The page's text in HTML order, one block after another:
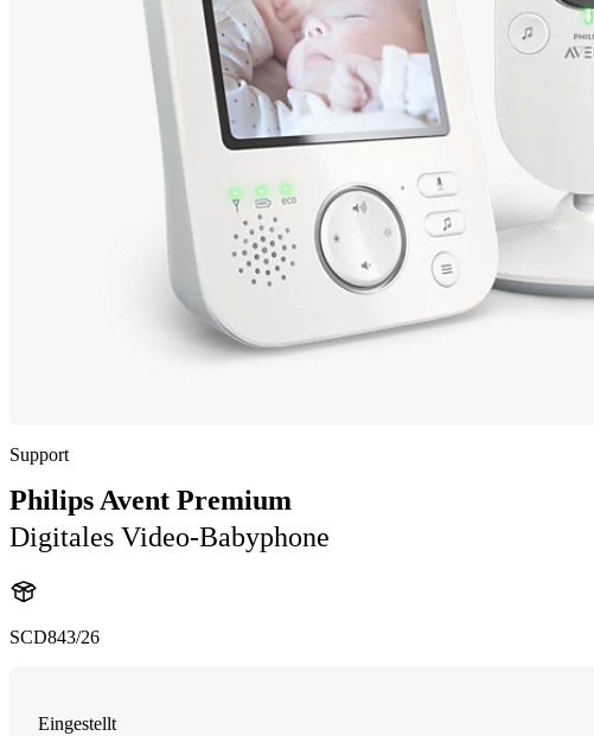
Support
Philips Avent Premium
Digitales Video-Babyphone
SCD843/26
Eingestellt